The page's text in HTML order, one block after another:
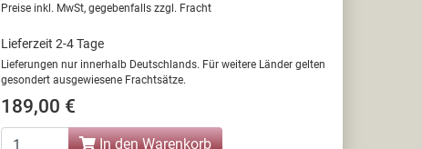
Preise inkl. MwSt, gegebenfalls zzgl. Fracht
Lieferzeit 2-4 Tage
Lieferungen nur innerhalb Deutschlands. Für weitere Länder gelten
gesondert ausgewiesene Frachtsätze.
189,00 €
In den Warenkorb